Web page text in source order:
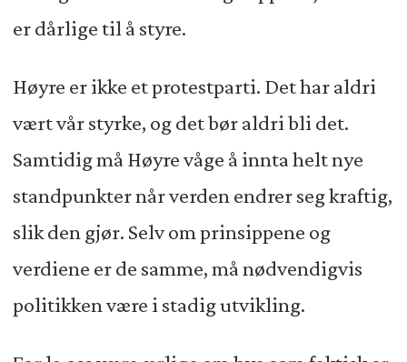
er dårlige til å styre.
Høyre er ikke et protestparti. Det har aldri
vært vår styrke, og det bør aldri bli det.
Samtidig må Høyre våge å innta helt nye
standpunkter når verden endrer seg kraftig,
slik den gjør. Selv om prinsippene og
verdiene er de samme, må nødvendigvis
politikken være i stadig utvikling.